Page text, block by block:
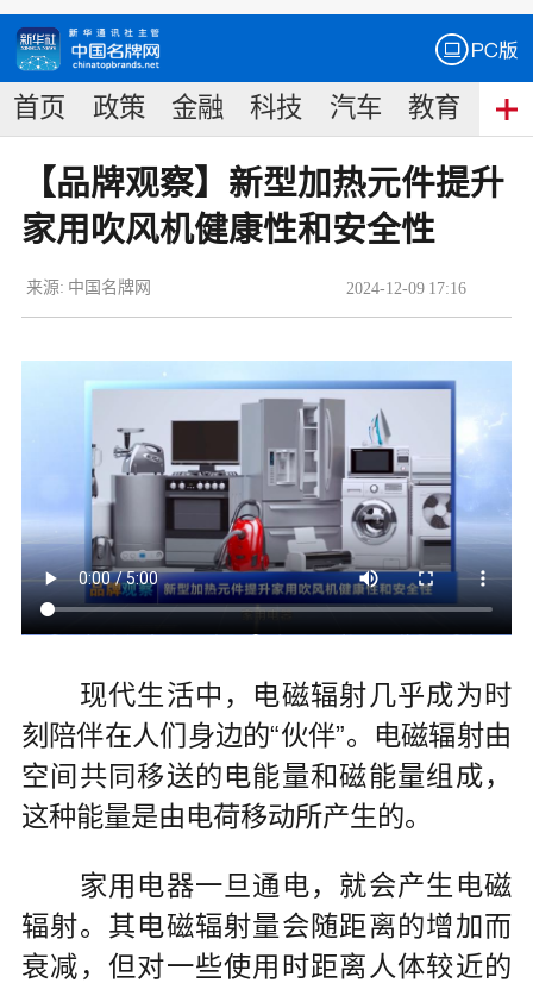
首页 政策 金融 科技 汽车 教育 食
【品牌观察】新型加热元件提升
家用吹风机健康性和安全性
2024-12-09 17:16
来源: 中国名牌网
现代生活中，电磁辐射几乎成为时
刻陪伴在人们身边的“伙伴”。电磁辐射由
空间共同移送的电能量和磁能量组成，
这种能量是由电荷移动所产生的。
家用电器一旦通电，就会产生电磁
辐射。其电磁辐射量会随距离的增加而
衰减，但对一些使用时距离人体较近的